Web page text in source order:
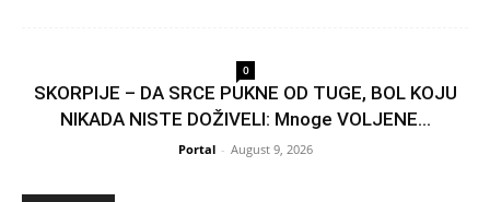
0
SKORPIJE – DA SRCE PUKNE OD TUGE, BOL KOJU
NIKADA NISTE DOŽIVELI: Mnoge VOLJENE...
Portal - August 9, 2026